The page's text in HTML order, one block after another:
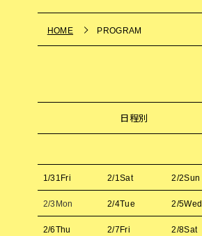
HOME PROGRAM
日程別
1/31Fri 2/1Sat 2/2Sun
2/3Mon 2/4Tue 2/5Wed
2/6Thu 2/7Fri 2/8Sat